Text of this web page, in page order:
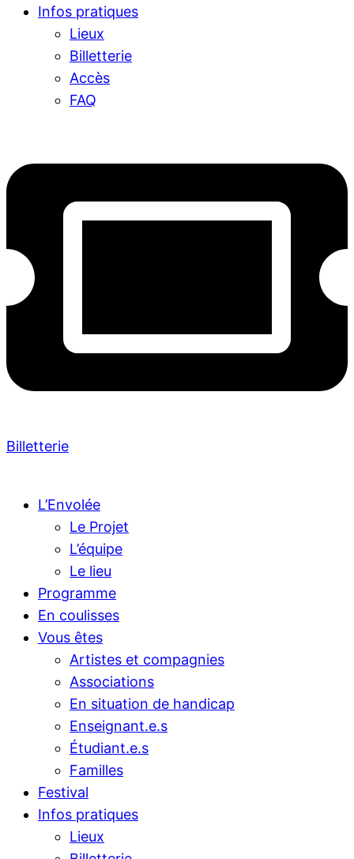
Infos pratiques
Lieux
Billetterie
Accès
FAQ
Billetterie
L’Envolée
Le Projet
L’équipe
Le lieu
Programme
En coulisses
Vous êtes
Artistes et compagnies
Associations
En situation de handicap
Enseignant.e.s
Étudiant.e.s
Familles
Festival
Infos pratiques
Lieux